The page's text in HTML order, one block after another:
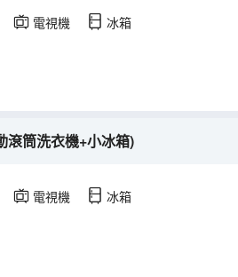
電視機 冰箱
滾筒洗衣機+小冰箱)
電視機 冰箱